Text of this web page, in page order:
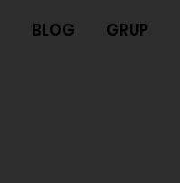
BLOG GRUP